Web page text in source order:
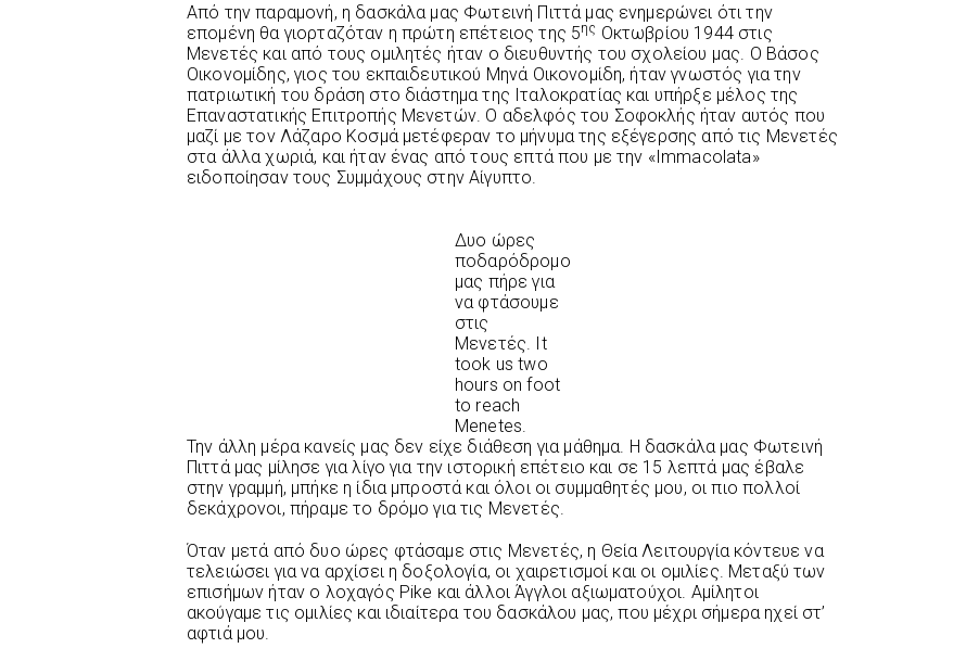
Από την παραμονή, η δασκάλα μας Φωτεινή Πιττά μας ενημερώνει ότι την
επομένη θα γιορταζόταν η πρώτη επέτειος της 5ης Οκτωβρίου 1944 στις
Μενετές και από τους ομιλητές ήταν ο διευθυντής του σχολείου μας. Ο Βάσος
Οικονομίδης, γιος του εκπαιδευτικού Μηνά Οικονομίδη, ήταν γνωστός για την
πατριωτική του δράση στο διάστημα της Ιταλοκρατίας και υπήρξε μέλος της
Επαναστατικής Επιτροπής Μενετών. Ο αδελφός του Σοφοκλής ήταν αυτός που
μαζί με τον Λάζαρο Κοσμά μετέφεραν το μήνυμα της εξέγερσης από τις Μενετές
στα άλλα χωριά, και ήταν ένας από τους επτά που με την «Immacolata»
ειδοποίησαν τους Συμμάχους στην Αίγυπτο.
Δυο ώρες
ποδαρόδρομο
μας πήρε για
να φτάσουμε
στις
Μενετές. It
took us two
hours on foot
to reach
Menetes.
Την άλλη μέρα κανείς μας δεν είχε διάθεση για μάθημα. Η δασκάλα μας Φωτεινή
Πιττά μας μίλησε για λίγο για την ιστορική επέτειο και σε 15 λεπτά μας έβαλε
στην γραμμή, μπήκε η ίδια μπροστά και όλοι οι συμμαθητές μου, οι πιο πολλοί
δεκάχρονοι, πήραμε το δρόμο για τις Μενετές.
Όταν μετά από δυο ώρες φτάσαμε στις Μενετές, η Θεία Λειτουργία κόντευε να
τελειώσει για να αρχίσει η δοξολογία, οι χαιρετισμοί και οι ομιλίες. Μεταξύ των
επισήμων ήταν ο λοχαγός Pike και άλλοι Άγγλοι αξιωματούχοι. Αμίλητοι
ακούγαμε τις ομιλίες και ιδιαίτερα του δασκάλου μας, που μέχρι σήμερα ηχεί στ’
αφτιά μου.